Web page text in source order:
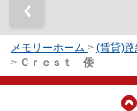
メモリーホーム > (賃貸)
> Ｃｒｅｓｔ 倭